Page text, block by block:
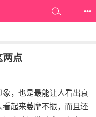
•••
两点
，也是最能让人看出衰
起来萎靡不振，而且还